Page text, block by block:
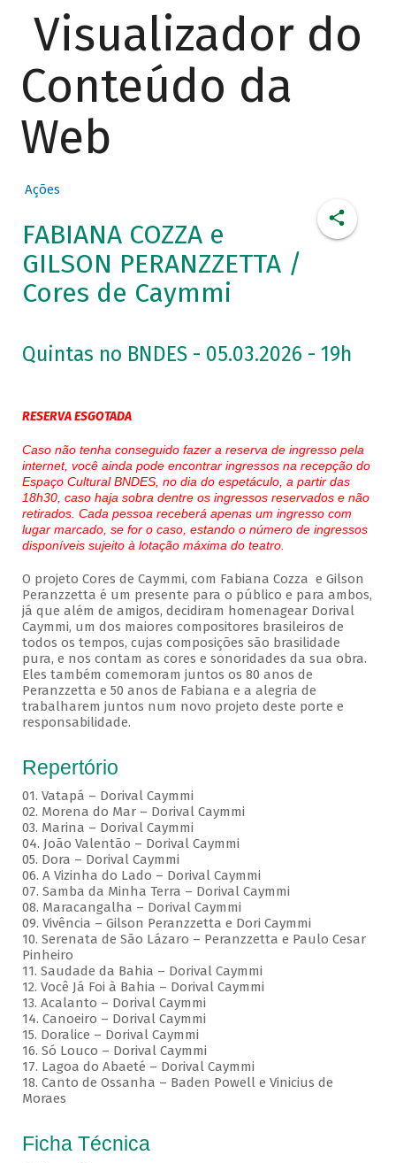
Visualizador do
Conteúdo da
Web
Ações
FABIANA COZZA e
GILSON PERANZZETTA /
Cores de Caymmi
Quintas no BNDES - 05.03.2026 - 19h
RESERVA ESGOTADA
Caso não tenha conseguido fazer a reserva de ingresso pela
internet, você ainda pode encontrar ingressos na recepção do
Espaço Cultural BNDES, no dia do espetáculo, a partir das
18h30, caso haja sobra dentre os ingressos reservados e não
retirados. Cada pessoa receberá apenas um ingresso com
lugar marcado, se for o caso, estando o número de ingressos
disponíveis sujeito à lotação máxima do teatro.
O projeto Cores de Caymmi, com Fabiana Cozza e Gilson
Peranzzetta é um presente para o público e para ambos,
já que além de amigos, decidiram homenagear Dorival
Caymmi, um dos maiores compositores brasileiros de
todos os tempos, cujas composições são brasilidade
pura, e nos contam as cores e sonoridades da sua obra.
Eles também comemoram juntos os 80 anos de
Peranzzetta e 50 anos de Fabiana e a alegria de
trabalharem juntos num novo projeto deste porte e
responsabilidade.
Repertório
01. Vatapá – Dorival Caymmi
02. Morena do Mar – Dorival Caymmi
03. Marina – Dorival Caymmi
04. João Valentão – Dorival Caymmi
05. Dora – Dorival Caymmi
06. A Vizinha do Lado – Dorival Caymmi
07. Samba da Minha Terra – Dorival Caymmi
08. Maracangalha – Dorival Caymmi
09. Vivência – Gilson Peranzzetta e Dori Caymmi
10. Serenata de São Lázaro – Peranzzetta e Paulo Cesar
Pinheiro
11. Saudade da Bahia – Dorival Caymmi
12. Você Já Foi à Bahia – Dorival Caymmi
13. Acalanto – Dorival Caymmi
14. Canoeiro – Dorival Caymmi
15. Doralice – Dorival Caymmi
16. Só Louco – Dorival Caymmi
17. Lagoa do Abaeté – Dorival Caymmi
18. Canto de Ossanha – Baden Powell e Vinicius de
Moraes
Ficha Técnica